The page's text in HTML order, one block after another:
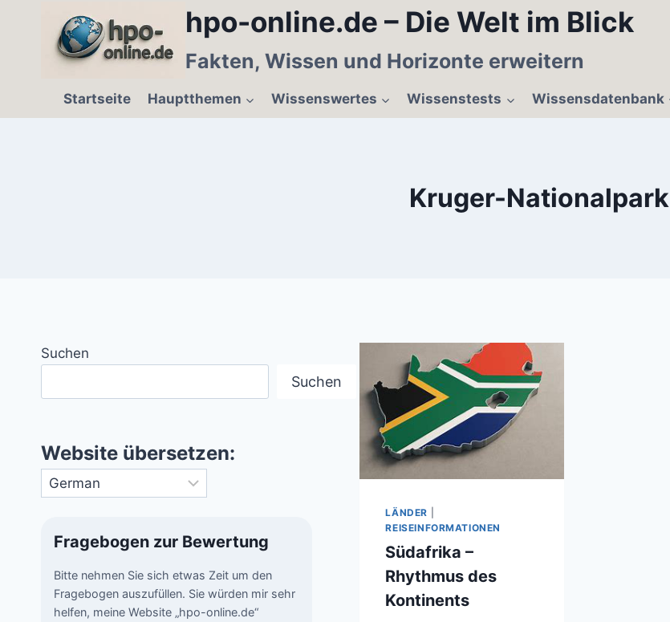
hpo-online.de – Die Welt im Blick
Fakten, Wissen und Horizonte erweitern
Startseite Hauptthemen Wissenswertes Wissenstests Wissensdatenbank
Kruger-Nationalpark
LÄNDER
REISEINFORMATIONEN
Südafrika –
Rhythmus des
Kontinents
Suchen
Suchen
Website übersetzen:
Fragebogen zur Bewertung
Bitte nehmen Sie sich etwas Zeit um den
Fragebogen auszufüllen. Sie würden mir sehr
helfen, meine Website „hpo-online.de“